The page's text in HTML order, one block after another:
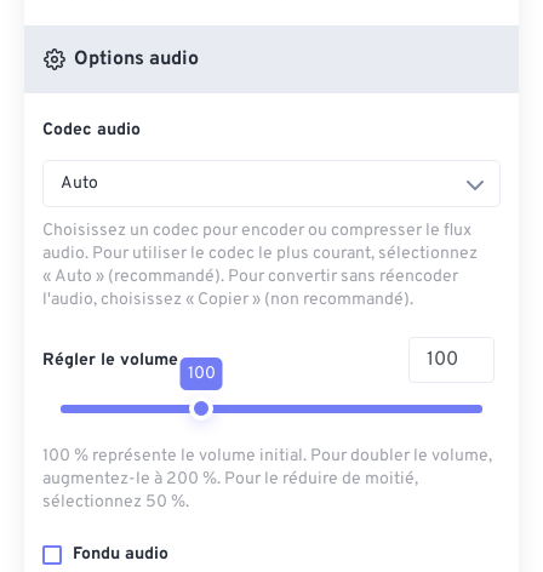
Depuis OneDrive
Options audio
Codec audio
Auto
Choisissez un codec pour encoder ou compresser le flux
audio. Pour utiliser le codec le plus courant, sélectionnez
« Auto » (recommandé). Pour convertir sans réencoder
l'audio, choisissez « Copier » (non recommandé).
Régler le volume
100
100 % représente le volume initial. Pour doubler le volume,
augmentez-le à 200 %. Pour le réduire de moitié,
sélectionnez 50 %.
Fondu audio